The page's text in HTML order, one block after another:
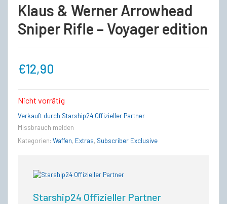
Klaus & Werner Arrowhead
Sniper Rifle – Voyager edition
€12,90
Nicht vorrätig
Verkauft durch Starship24 Offizieller Partner
Missbrauch melden
Kategorien: Waffen, Extras, Subscriber Exclusive
Starship24 Offizieller Partner